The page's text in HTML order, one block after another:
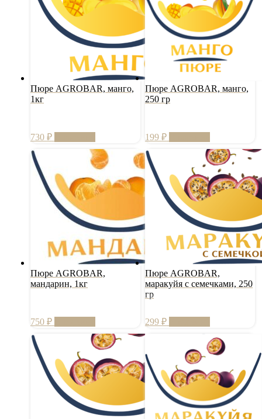
Пюре AGROBAR, манго,
1кг
730 ₽
Пюре AGROBAR, манго,
250 гр
199 ₽
Пюре AGROBAR,
мандарин, 1кг
750 ₽
Пюре AGROBAR,
маракуйя с семечками, 250
гр
299 ₽